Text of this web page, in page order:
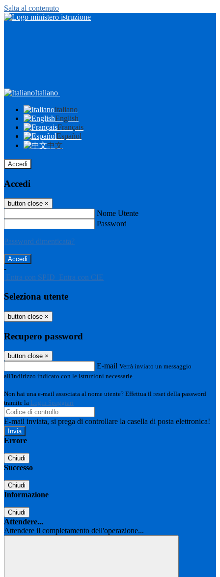
Salta al contenuto
Italiano
Italiano
English
Français
Español
中文
Accedi
Accedi
button close ×
Nome Utente
Password
Password dimenticata?
-
Entra con SPID Entra con CIE
Seleziona utente
button close ×
Recupero password
button close ×
E-mail Verrà inviato un messaggio
all'indirizzo indicato con le istruzioni necessarie.
Non hai una e-mail associata al nome utente? Effettua il reset della password
tramite la Login Spaggiari
E-mail inviata, si prega di controllare la casella di posta elettronica!
Errore
Chiudi
Successo
Chiudi
Informazione
Chiudi
Attendere...
Attendere il completamento dell'operazione...